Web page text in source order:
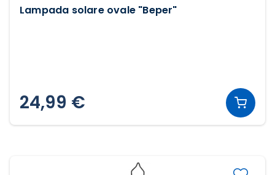
Lampada solare ovale "Beper"
24,99 €